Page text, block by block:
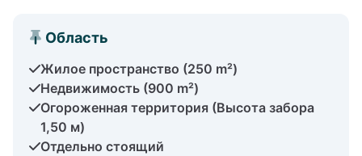
Область
Жилое пространство (250 m²)
Недвижимость (900 m²)
Огороженная территория (Высота забора
1,50 м)
Отдельно стоящий